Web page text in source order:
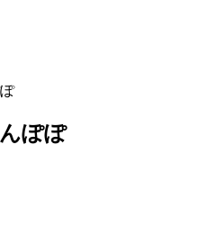
ぽぽ